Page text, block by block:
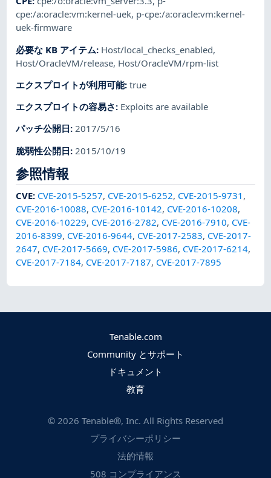
cpe:/a:oracle:vm:kernel-uek, p-cpe:/a:oracle:vm:kernel-
uek-firmware
必要な KB アイテム: Host/local_checks_enabled,
Host/OracleVM/release, Host/OracleVM/rpm-list
エクスプロイトが利用可能:true
エクスプロイトの容易さ: Exploits are available
パッチ公開日:2017/5/16
脆弱性公開日: 2015/10/19
参照情報
CVE: CVE-2015-5257, CVE-2015-6252, CVE-2015-9731 ,
CVE-2016-10088, CVE-2016-10142, CVE-2016-10208,
CVE-2016-10229, CVE-2016-2782, CVE-2016-7910, CVE-
2016-8399, CVE-2016-9644, CVE-2017-2583, CVE-2017-
2647, CVE-2017-5669, CVE-2017-5986, CVE-2017-6214,
CVE-2017-7184, CVE-2017-7187, CVE-2017-7895
Tenable.com
Community とサポート
ドキュメント
教育
© 2026 Tenable®, Inc. All Rights Reserved
プライバシーポリシー
法的情報
508 コンプライアンス